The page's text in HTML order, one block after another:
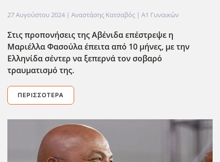
27 Αυγούστου 2024 | Αναστάσης Κατσαβός | Α1 Γυναικών
Στις προπονήσεις της Αβένιδα επέστρεψε η
Μαριέλλα Φασούλα έπειτα από 10 μήνες, με την
Ελληνίδα σέντερ να ξεπερνά τον σοβαρό
τραυματισμό της.
ΠΕΡΙΣΣΌΤΕΡΑ